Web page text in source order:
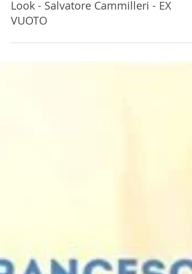
Look - Salvatore Cammilleri - EX
VUOTO